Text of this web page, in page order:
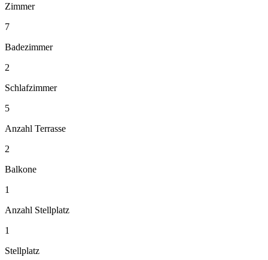
Zimmer
7
Badezimmer
2
Schlafzimmer
5
Anzahl Terrasse
2
Balkone
1
Anzahl Stellplatz
1
Stellplatz